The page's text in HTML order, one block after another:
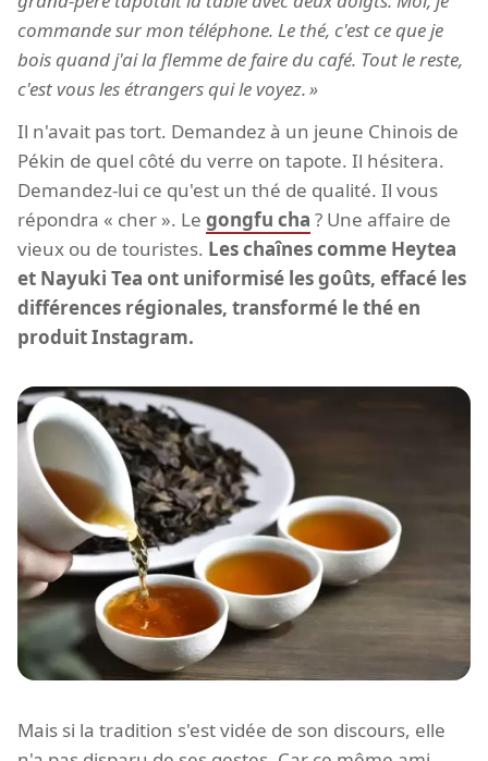
commande sur mon téléphone. Le thé, c'est ce que je
bois quand j'ai la flemme de faire du café. Tout le reste,
c'est vous les étrangers qui le voyez.
Il n'avait pas tort. Demandez à un jeune Chinois de
Pékin de quel côté du verre on tapote. Il hésitera.
Demandez-lui ce qu'est un thé de qualité. Il vous
répondra « cher ». Le gongfu cha ? Une affaire de
vieux ou de touristes. Les chaînes comme Heytea
et Nayuki Tea ont uniformisé les goûts, effacé les
différences régionales, transformé le thé en
produit Instagram.
Mais si la tradition s'est vidée de son discours, elle